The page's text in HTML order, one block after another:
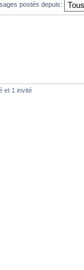
postés depuis:
et 1 invité